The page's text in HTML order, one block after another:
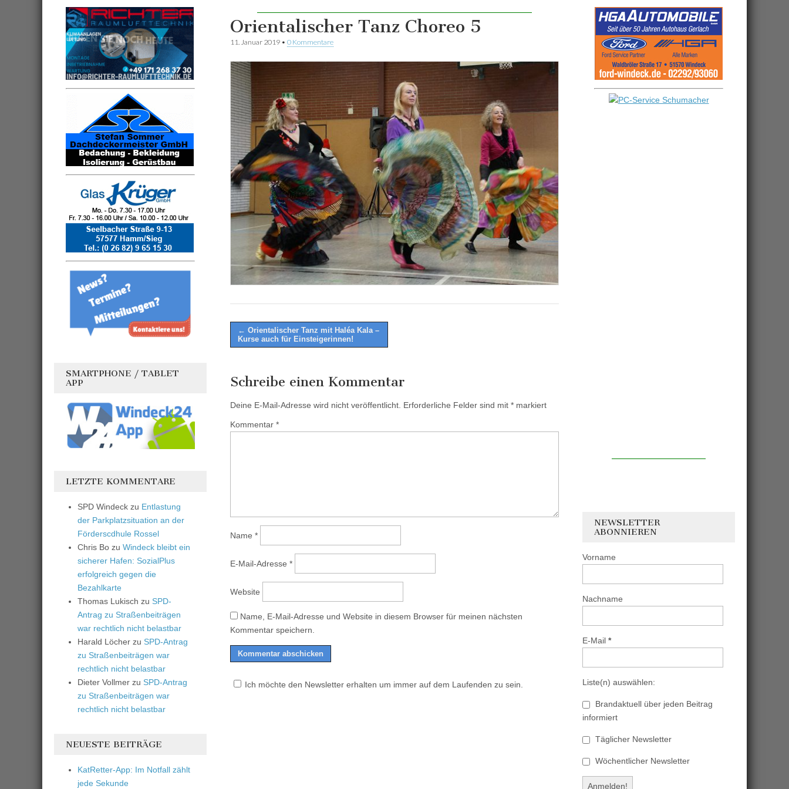
Orientalischer Tanz Choreo 5
11. Januar 2019 • 0 Kommentare
Post
navigation
← Orientalischer Tanz mit Haléa Kala –
Kurse auch für Einsteigerinnen!
Schreibe einen Kommentar
Deine E-Mail-Adresse wird nicht veröffentlicht. Erforderliche Felder sind mit * markiert
Kommentar *
Name *
E-Mail-Adresse *
Website
Name, E-Mail-Adresse und Website in diesem Browser für meinen nächsten
Kommentar speichern.
Ich möchte den Newsletter erhalten um immer auf dem Laufenden zu sein.
SMARTPHONE / TABLET
APP
LETZTE KOMMENTARE
SPD Windeck zu Entlastung
der Parkplatzsituation an der
Förderscdhule Rossel
Chris Bo zu Windeck bleibt ein
sicherer Hafen: SozialPlus
erfolgreich gegen die
Bezahlkarte
Thomas Lukisch zu SPD-
Antrag zu Straßenbeiträgen
war rechtlich nicht belastbar
Harald Löcher zu SPD-Antrag
zu Straßenbeiträgen war
rechtlich nicht belastbar
Dieter Vollmer zu SPD-Antrag
zu Straßenbeiträgen war
rechtlich nicht belastbar
NEUESTE BEITRÄGE
KatRetter-App: Im Notfall zählt
jede Sekunde
NEWSLETTER
ABONNIEREN
Vorname
Nachname
E-Mail *
Liste(n) auswählen:
Brandaktuell über jeden Beitrag
informiert
Täglicher Newsletter
Wöchentlicher Newsletter